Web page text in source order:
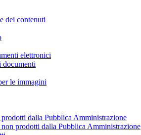
dei contenuti
elettronici
documenti
le immagini
dalla Pubblica Amministrazione
prodotti dalla Pubblica Amministrazione